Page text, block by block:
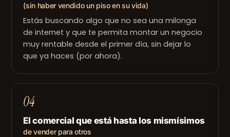
(sin haber vendido un piso en su vida)
Estás buscando algo que no sea una milonga
de internet y que te permita montar un negocio
muy rentable desde el primer día, sin dejar lo
que ya haces (por ahora).
04
El comercial que está hasta los mismísimos
de vender para otros